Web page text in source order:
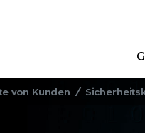
von Kunden